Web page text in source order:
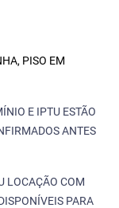
PISO EM
E IPTU ESTÃO
ANTES
LOCAÇÃO COM
PARA